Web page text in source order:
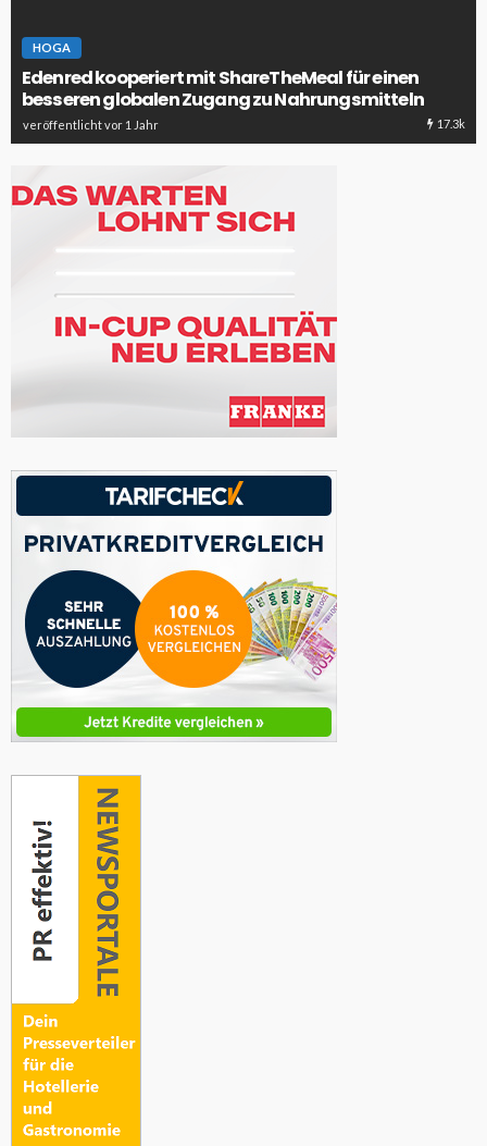
HOGA
Edenred kooperiert mit ShareTheMeal für einen
besseren globalen Zugang zu Nahrungsmitteln
veröffentlicht vor 1 Jahr 17.3k